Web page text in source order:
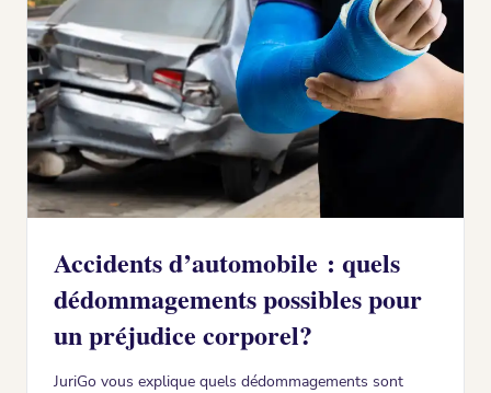
Accidents d’automobile : quels
dédommagements possibles pour
un préjudice corporel?
JuriGo vous explique quels dédommagements sont